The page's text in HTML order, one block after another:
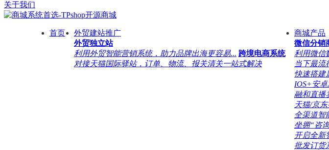
关于我们
首页
外贸建站推广
外贸独立站
利用外贸智能营销系统，助力品牌出海更容易... 跨境电商系统
对接天猫国际驿站，订单、物流、报关清关一站式解决
商城产品
微信分销
利用微信
当下最流
快速搭建
IOS+安
融和直播
天猫/京
全渠道智
坐拥“咨
开启全新
批发订货